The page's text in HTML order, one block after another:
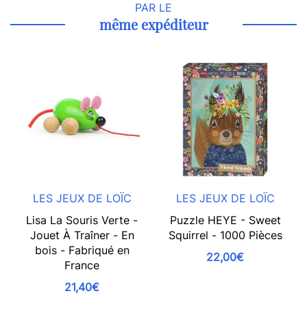
PAR LE
même expéditeur
LES JEUX DE LOÏC
Lisa La Souris Verte -
Jouet À Traîner - En
bois - Fabriqué en
France
21,40€
LES JEUX DE LOÏC
Puzzle HEYE - Sweet
Squirrel - 1000 Pièces
22,00€